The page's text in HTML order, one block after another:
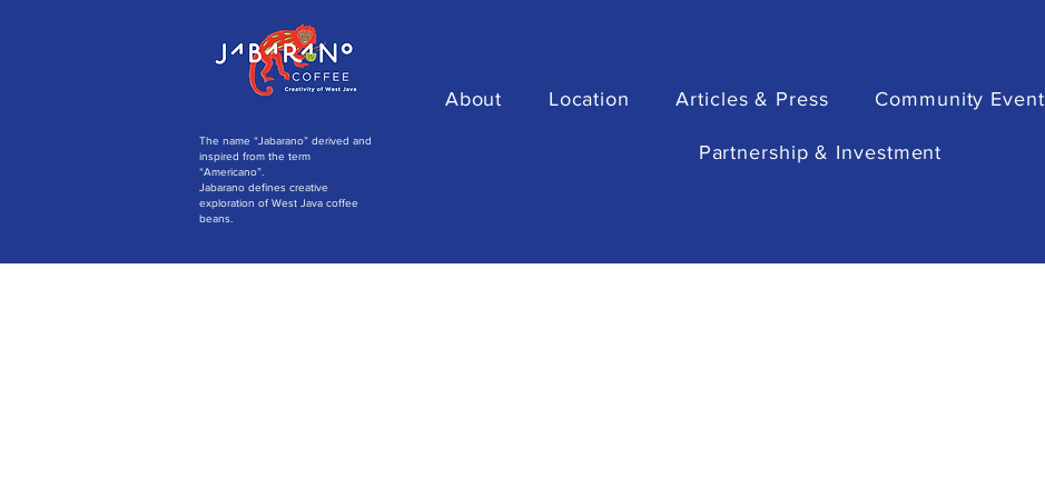
The name “Jabarano” derived and
inspired from the term
“Americano”.
Jabarano defines creative
exploration of West Java coffee
beans.
About Location Articles & Press Community Event
Partnership & Investment